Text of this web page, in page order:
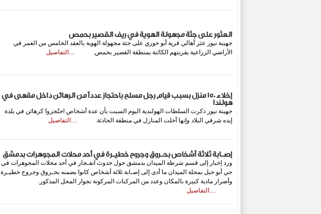
العثور على جثة مجهولة الهوية في ريف القصير بحمص
جهينة نيوز عثر أهالي قرية أبو حوري على جثة مجهولة الهوية بالعقد الخامس من العمر في
الأراضي الزراعية بقريتهم الكائنة بمنطقة القصير بحمص. ....التفاصيل
إخلاء 150 منزل بسبب قيام رجل مسلح باحتجاز عدداً من الرهائن داخل مقهى في
هولندا
جهينة نيوز ذكرت السلطات الهولندية اليوم السبت بأن عدة أشخاص احتُجزوا كرهائن في بلدة
إيده شرقي البلاد وإنها أخلت المنازل في منطقة الحادثة. ....التفاصيل
إصـابة ثلاثة أشخاص بحـروق وجروح خطيـرة في أحد محلات المجوهرات بدمشق
ورد إخبار إلى قسم شرطة الميدان بدمشق حول حدوث انفـجار في أحد محلات المجوهرات في
حي أبو حبل بمحلة الميدان ما أدى إلى إصـابة ثلاثة أشخاص كانوا بضمنه بحـروق وجروح خطيـرة
وأضرار مادية كبيرة بالمكان وعدد من المركبات المركونة بجوار المحل المذكور.
....التفاصيل